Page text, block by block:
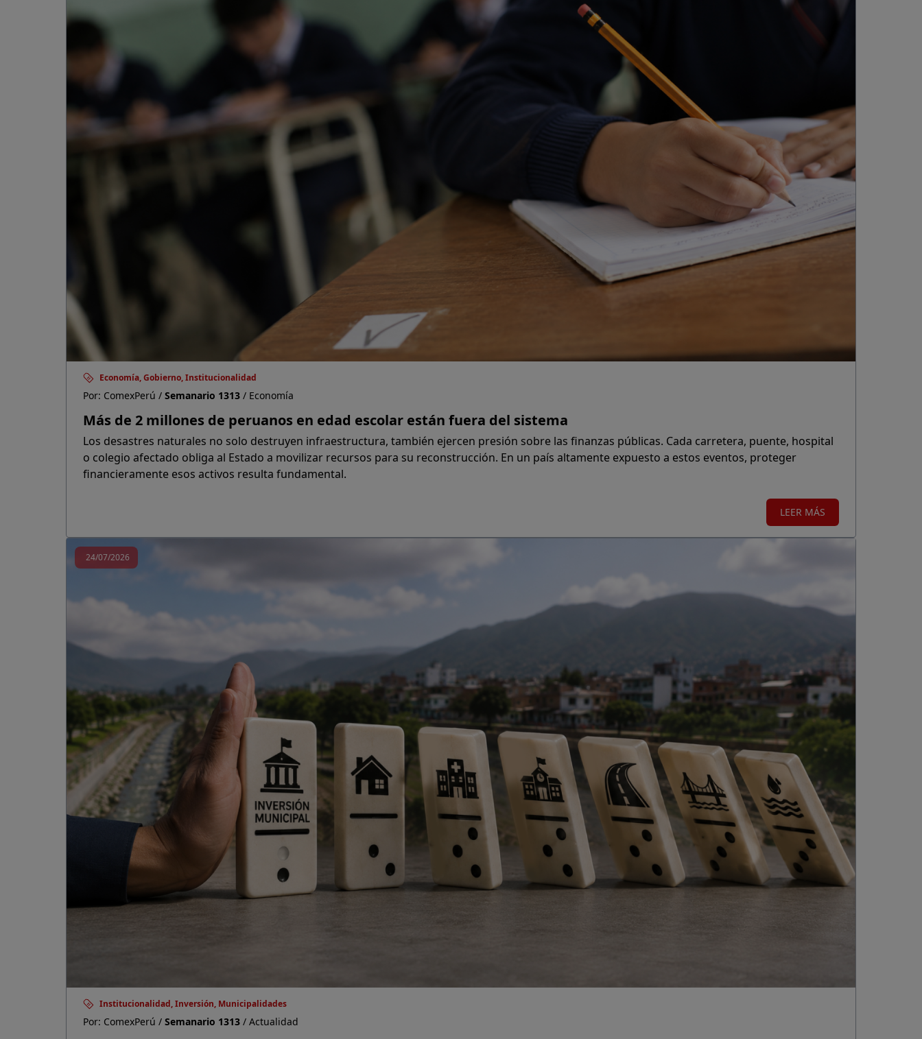
Economía, Gobierno, Institucionalidad
Por: ComexPerú / Semanario 1313 / Economía
Más de 2 millones de peruanos en edad escolar están fuera del sistema
Los desastres naturales no solo destruyen infraestructura, también ejercen presión sobre las finanzas públicas. Cada carretera, puente, hospital
o colegio afectado obliga al Estado a movilizar recursos para su reconstrucción. En un país altamente expuesto a estos eventos, proteger
financieramente esos activos resulta fundamental.
LEER MÁS
24/07/2026
Institucionalidad, Inversión, Municipalidades
Por: ComexPerú / Semanario 1313 / Actualidad